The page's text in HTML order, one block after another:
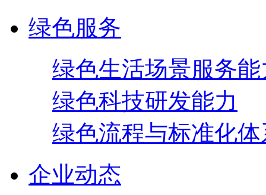
绿色服务
绿色生活场景服务能
绿色科技研发能力
绿色流程与标准化体
企业动态